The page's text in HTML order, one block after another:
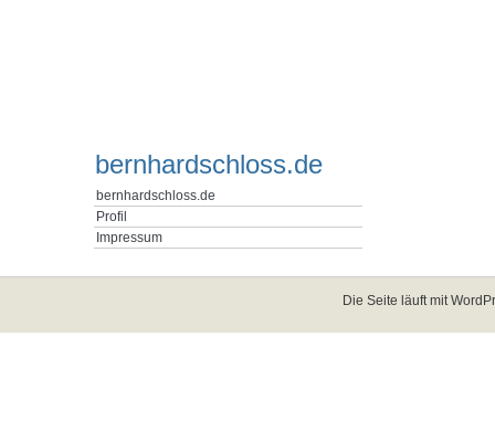
bernhardschloss.de
bernhardschloss.de
Profil
Impressum
Die Seite läuft mit